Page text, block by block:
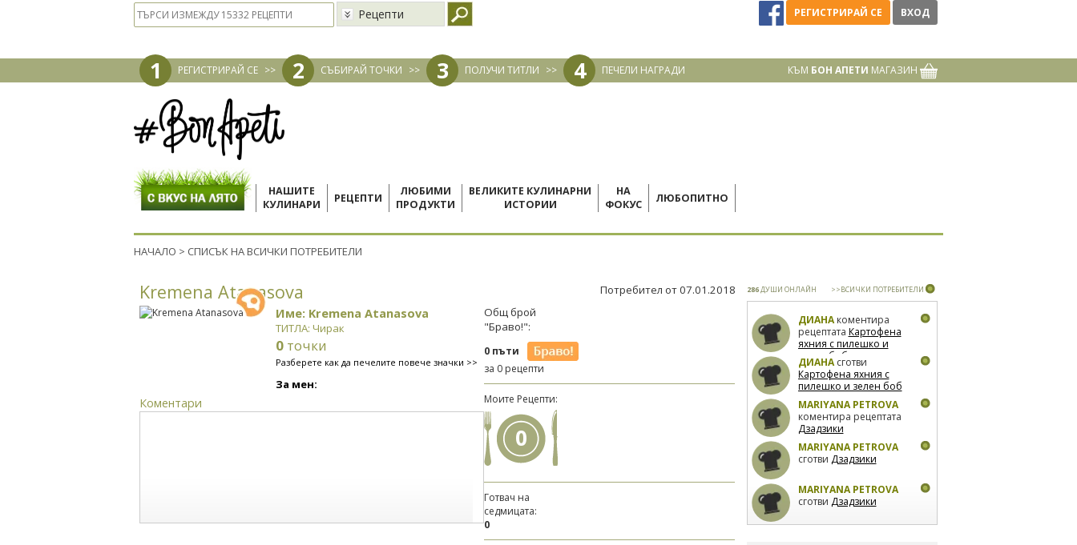
Рецепти РЕГИСТРИРАЙ СЕ ВХОД
1 РЕГИСТРИРАЙ СЕ >> 2 СЪБИРАЙ ТОЧКИ >> 3 ПОЛУЧИ ТИТЛИ >> 4 ПЕЧЕЛИ НАГРАДИ КЪМ БОН АПЕТИ МАГАЗИН
НАШИТЕ
КУЛИНАРИ
РЕЦЕПТИ
ЛЮБИМИ
ПРОДУКТИ
ВЕЛИКИТЕ КУЛИНАРНИ
ИСТОРИИ
НА
ФОКУС
ЛЮБОПИТНО
НАЧАЛО > СПИСЪК НА ВСИЧКИ ПОТРЕБИТЕЛИ
Kremena Atanasova Потребител от 07.01.2018
Име: Kremena Atanasova
ТИТЛА: Чирак
0 точки
Разберете как да печелите повече значки >>
За мен:
Коментари
Общ брой
"Браво!":
0 пъти
за 0 рецепти
Моите Рецепти:
0
Готвач на
седмицата:
0
286ДУШИ ОНЛАЙН >>ВСИЧКИ ПОТРЕБИТЕЛИ
ДИАНАкоментира
рецептата Картофена
яхния с пилешко и
зелен боб
ДИАНАсготви
Картофена яхния с
пилешко и зелен боб
MARIYANA PETROVA
коментира рецептата
Дзадзики
MARIYANA PETROVA
сготви Дзадзики
MARIYANA PETROVA
сготви Дзадзики